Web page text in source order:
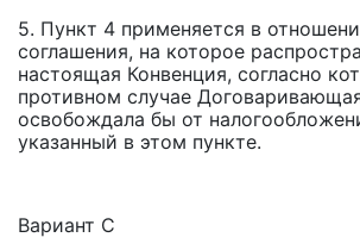
5. Пункт 4 применяется в
соглашения, на которое
настоящая Конвенция, согласно
противном случае
освобождала бы от
указанный в этом пункте.
Вариант С